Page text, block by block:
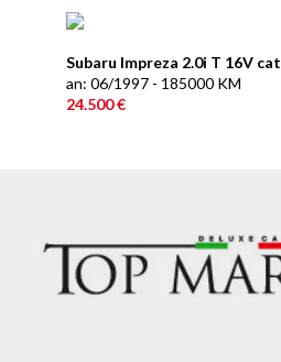
Subaru Impreza 2.0i T 16V
an: 06/1997 - 185000 KM
24.500 €